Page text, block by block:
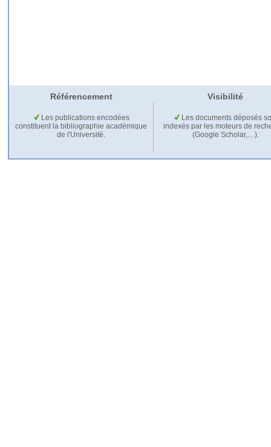
Référencement Visibilité
Les publications encodées
constituent la bibliographie académique
de l'Université.
Les documents déposés
indexés par les moteurs de
(Google Scholar,…).